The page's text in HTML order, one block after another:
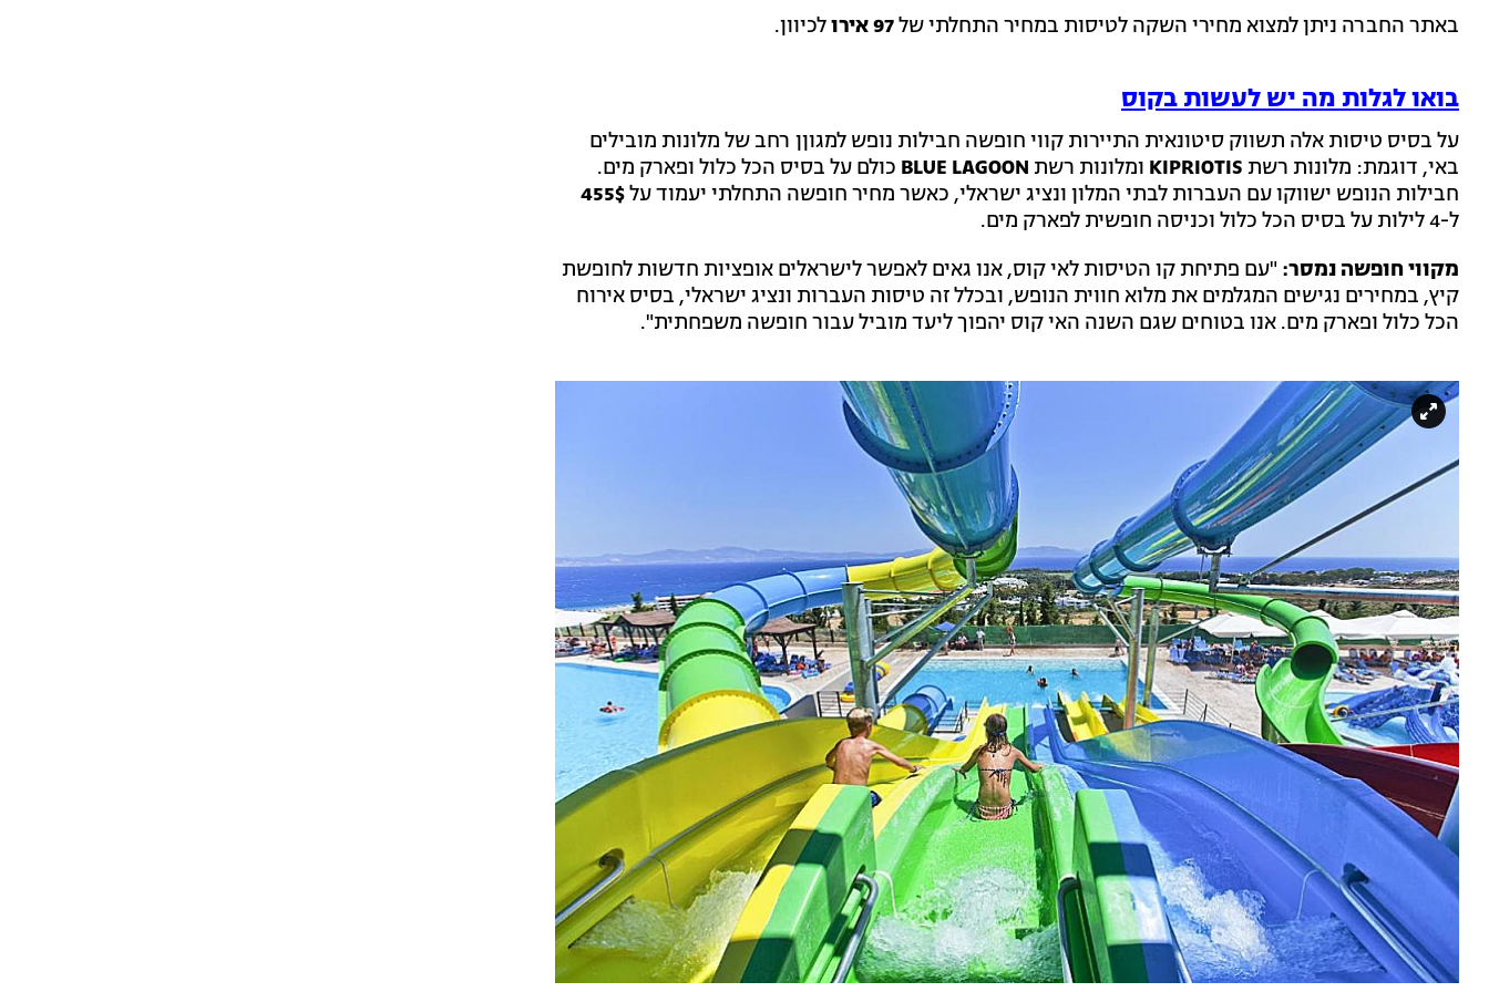
באתר החברה ניתן למצוא מחירי השקה לטיסות במחיר התחלתי של97 אירו לכיוון.
בואו לגלות מה יש לעשות בקוס
על בסיס טיסות אלה תשווק סיטונאית התיירות קווי חופשה חבילות נופש למגוןן רחב של מלונות מובילים
באי, דוגמת: מלונות רשת KIPRIOTIS ומלונות רשת BLUE LAGOON כולם על בסיס הכל כלול ופארק מים.
חבילות הנופש ישווקו עם העברות לבתי המלון ונציג ישראלי, כאשר מחיר חופשה התחלתי יעמוד על
ל-4 לילות על בסיס הכל כלול וכניסה חופשית לפארק מים.
מקווי חופשה נמסר: "עם פתיחת קו הטיסות לאי קוס, אנו גאים לאפשר לישראלים אופציות חדשות לחופשת
קיץ, במחירים נגישים המגלמים את מלוא חווית הנופש, ובכלל זה טיסות העברות ונציג ישראלי, בסיס אירוח
הכל כלול ופארק מים. אנו בטוחים שגם השנה האי קוס יהפוך ליעד מוביל עבור חופשה משפחתית".